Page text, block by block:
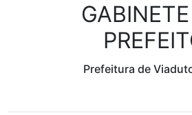
Prefeitura de